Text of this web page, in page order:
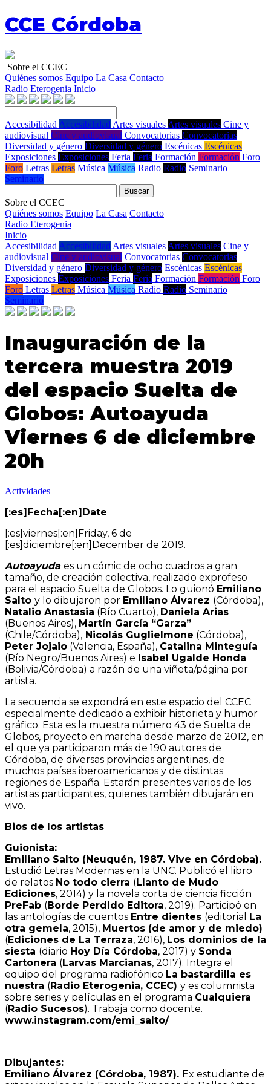
CCE Córdoba
Sobre el CCEC
Quiénes somos Equipo La Casa Contacto
Radio Eterogenia Inicio
Accesibilidad Accesibilidad Artes visuales Artes visuales Cine y
audiovisual Cine y audiovisual Convocatorias Convocatorias
Diversidad y género Diversidad y género Escénicas Escénicas
Exposiciones Exposiciones Feria Feria Formación Formación Foro
Foro Letras Letras Música Música Radio Radio Seminario
Seminario
Buscar
Sobre el CCEC
Quiénes somos Equipo La Casa Contacto
Radio Eterogenia
Inicio
Accesibilidad Accesibilidad Artes visuales Artes visuales Cine y
audiovisual Cine y audiovisual Convocatorias Convocatorias
Diversidad y género Diversidad y género Escénicas Escénicas
Exposiciones Exposiciones Feria Feria Formación Formación Foro
Foro Letras Letras Música Música Radio Radio Seminario
Seminario
Inauguración de la
tercera muestra 2019
del espacio Suelta de
Globos: Autoayuda
Viernes 6 de diciembre
20h
Actividades
[:es]Fecha[:en]Date
[:es]viernes[:en]Friday, 6 de
[:es]diciembre[:en]December de 2019.
Autoayuda es un cómic de ocho cuadros a gran
tamaño, de creación colectiva, realizado exprofeso
para el espacio Suelta de Globos. Lo guionó Emiliano
Salto y lo dibujaron por Emiliano Álvarez (Córdoba),
Natalio Anastasia (Río Cuarto), Daniela Arias
(Buenos Aires), Martín García “Garza”
(Chile/Córdoba), Nicolás Guglielmone (Córdoba),
Peter Jojaio (Valencia, España), Catalina Minteguía
(Río Negro/Buenos Aires) e Isabel Ugalde Honda
(Bolivia/Córdoba) a razón de una viñeta/página por
artista.
La secuencia se expondrá en este espacio del CCEC
especialmente dedicado a exhibir historieta y humor
gráfico. Esta es la muestra número 43 de Suelta de
Globos, proyecto en marcha desde marzo de 2012, en
el que ya participaron más de 190 autores de
Córdoba, de diversas provincias argentinas, de
muchos países iberoamericanos y de distintas
regiones de España. Estarán presentes varios de los
artistas participantes, quienes también dibujarán en
vivo.
Bios de los artistas
Guionista:
Emiliano Salto (Neuquén, 1987. Vive en Córdoba).
Estudió Letras Modernas en la UNC. Publicó el libro
de relatos No todo cierra (Llanto de Mudo
Ediciones, 2014) y la novela corta de ciencia ficción
PreFab (Borde Perdido Editora, 2019). Participó en
las antologías de cuentos Entre dientes (editorial La
otra gemela, 2015), Muertos (de amor y de miedo)
(Ediciones de La Terraza, 2016), Los dominios de la
siesta (diario Hoy Día Córdoba, 2017) y Sonda
Cartonera (Larvas Marcianas, 2017). Integra el
equipo del programa radiofónico La bastardilla es
nuestra (Radio Eterogenia, CCEC) y es columnista
sobre series y películas en el programa Cualquiera
(Radio Sucesos). Trabaja como docente.
www.instagram.com/emi_salto/
Dibujantes:
Emiliano Álvarez (Córdoba, 1987). Ex estudiante de